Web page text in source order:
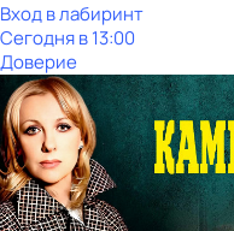
Вход в лабиринт
Сегодня в 13:00
Доверие